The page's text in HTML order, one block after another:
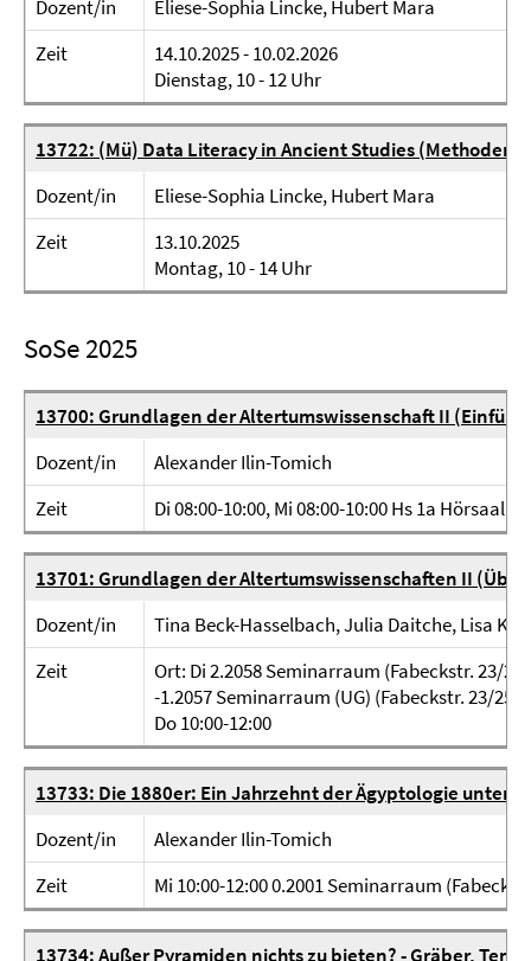
Dozent/in
Eliese-Sophia Lincke, Hubert Mara
Zeit
14.10.2025 - 10.02.2026
Dienstag, 10 - 12 Uhr
13722: (Mü) Data Literacy in Ancient Studies
Dozent/in
Eliese-Sophia Lincke, Hubert Mara
Zeit
13.10.2025
Montag, 10 - 14 Uhr
SoSe 2025
13700: Grundlagen der Altertumswissenschaft II
Dozent/in
Alexander Ilin-Tomich
Zeit
Di 08:00-10:00, Mi 08:00-10:00 Hs 1a Hörsaal
13701: Grundlagen der Altertumswissenschaften II
Dozent/in
Tina Beck-Hasselbach, Julia Daitche, Lisa
Zeit
Ort: Di 2.2058 Seminarraum (Fabeckstr. 23/
-1.2057 Seminarraum (UG) (Fabeckstr. 23/25)
Do 10:00-12:00
13733: Die 1880er: Ein Jahrzehnt der Ägyptologie unter
Dozent/in
Alexander Ilin-Tomich
Zeit
Mi 10:00-12:00 0.2001 Seminarraum
13734: Außer Pyramiden nichts zu bieten? - Gräber,